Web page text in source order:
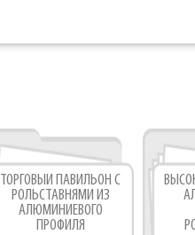
ТОРГОВЫЙ ПАВИЛЬОН С
РОЛЬСТАВНЯМИ ИЗ
АЛЮМИНИЕВОГО
ПРОФИЛЯ